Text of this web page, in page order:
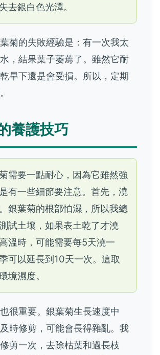
去銀白色光澤。
菊的失敗經驗是：有一次我太
，結果葉子萎蔫了。雖然它耐
旱下還是會受損。所以，定期
養護技巧
需要一點耐心，因為它雖然強
有一些細節要注意。首先，澆
銀葉菊的根部怕濕，所以我總
試土壤，如果表土乾了才澆
溫時，可能需要每5天澆一
可以延長到10天一次。這取
境濕度。
很重要。銀葉菊生長速度中
時修剪，可能會長得雜亂。我
剪一次，去除枯葉和過長枝